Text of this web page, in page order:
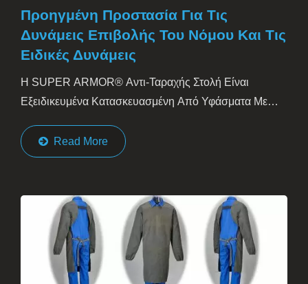
Προηγμένη Προστασία Για Τις
Δυνάμεις Επιβολής Του Νόμου Και Τις
Ειδικές Δυνάμεις
Η SUPER ARMOR® Αντι-Ταραχής Στολή Είναι
Εξειδικευμένα Κατασκευασμένη Από Υφάσματα Με
Read More